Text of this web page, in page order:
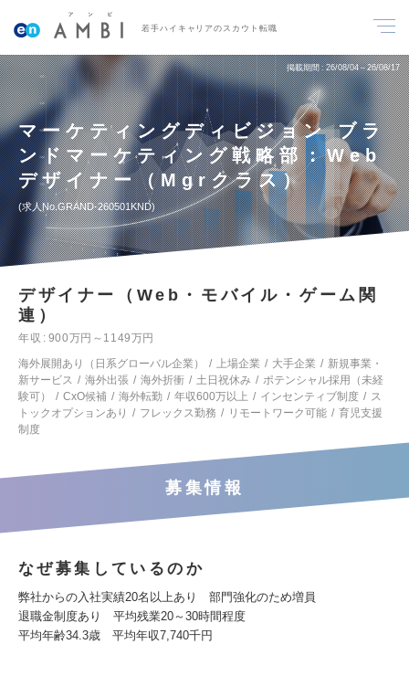
若手ハイキャリアのスカウト転職
掲載期間 26/08/04～26/08/17
マーケティングディビジョン ブラ
ンドマーケティング戦略部：Web
デザイナー（Mgrクラス）
求人No.GRAND-260501KND
デザイナー（Web・モバイル・ゲーム関
連）
年収
900万円～1149万円
海外展開あり（日系グローバル企業）
上場企業 大手企業
新規事業・
新サービス
海外出張 海外折衝 土日祝休み
ポテンシャル採用（未経
験可）
CxO候補 海外転勤 年収600万以上 インセンティブ制度
ス
トックオプションあり
フレックス勤務 リモートワーク可能
育児支援
制度
募集情報
なぜ募集しているのか
弊社からの入社実績20名以上あり 部門強化のため増員
退職金制度あり 平均残業20～30時間程度
平均年齢34.3歳 平均年収7,740千円